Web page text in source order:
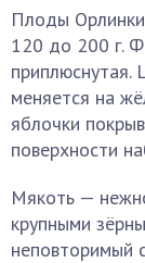
Плоды
120 до 200 г.
приплюснутая.
меняется на
яблочки
поверхности
Мякоть —
крупными
неповторимый